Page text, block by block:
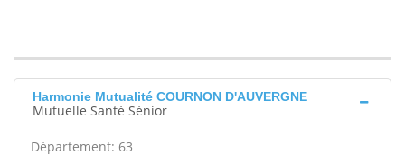
Harmonie Mutualité COURNON D'AUVERGNE
Mutuelle Santé Sénior
Département: 63